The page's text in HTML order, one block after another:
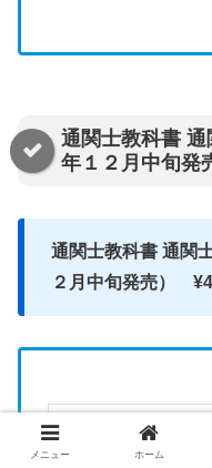
通関士教科書
年１２月中旬発
通関士教科書 通関
２月中旬発売）
メニュー ホーム